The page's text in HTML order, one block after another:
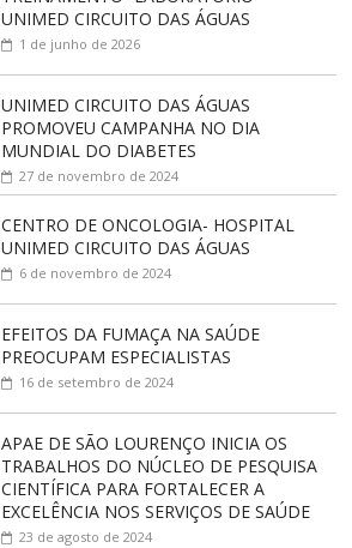
UNIMED CIRCUITO DAS ÁGUAS
1 de junho de 2026
UNIMED CIRCUITO DAS ÁGUAS
PROMOVEU CAMPANHA NO DIA
MUNDIAL DO DIABETES
27 de novembro de 2024
CENTRO DE ONCOLOGIA- HOSPITAL
UNIMED CIRCUITO DAS ÁGUAS
6 de novembro de 2024
EFEITOS DA FUMAÇA NA SAÚDE
PREOCUPAM ESPECIALISTAS
16 de setembro de 2024
APAE DE SÃO LOURENÇO INICIA OS
TRABALHOS DO NÚCLEO DE PESQUISA
CIENTÍFICA PARA FORTALECER A
EXCELÊNCIA NOS SERVIÇOS DE SAÚDE
23 de agosto de 2024